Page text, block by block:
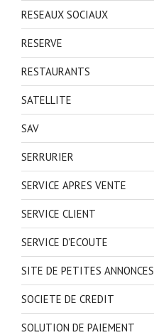
RESEAUX SOCIAUX
RESERVE
RESTAURANTS
SATELLITE
SAV
SERRURIER
SERVICE APRES VENTE
SERVICE CLIENT
SERVICE D'ECOUTE
SITE DE PETITES ANNONCES
SOCIETE DE CREDIT
SOLUTION DE PAIEMENT